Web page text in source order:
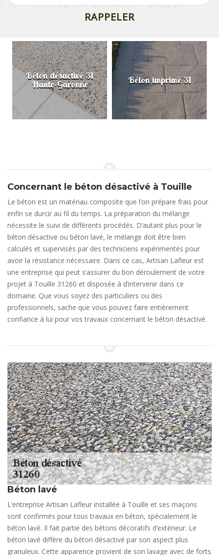
Béton désactivé 31
Haute-Garonne Béton imprimé 31
Concernant le béton désactivé à Touille
Le béton est un matériau composite que l’on prépare frais pour
enfin se durcir au fil du temps. La préparation du mélange
nécessite le suivi de différents procédés. D’autant plus pour le
béton désactive ou béton lavé, le mélange doit être bien
calculés et supervisés par des techniciens expérimentés pour
avoir la résistance nécessaire. Dans ce cas, Artisan Lafleur est
une entreprise qui peut s’assurer du bon déroulement de votre
projet à Touille 31260 et disposée à d’intervenir dans ce
domaine. Que vous soyez des particuliers ou des
professionnels, sache que vous pouvez faire entièrement
confiance à lui pour vos travaux concernant le béton désactivé.
Béton lavé
L’entreprise Artisan Lafleur installée à Touille et ses maçons
sont confirmés pour tous travaux en béton, spécialement le
béton lavé. Il fait partie des bétons décoratifs d’extérieur. Le
béton lavé diffère du béton désactivé par son aspect plus
granuleux. Cette apparence provient de son lavage avec de forts